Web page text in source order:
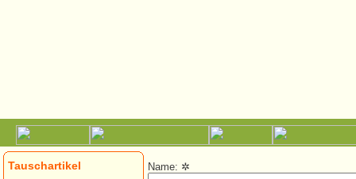
Tauschartikel Name: ✲